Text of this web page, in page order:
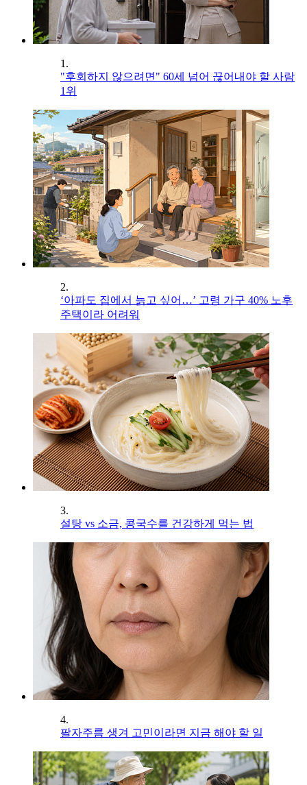
1.
"후회하지 않으려면" 60세 넘어 끊어내야 할 사람
1위
2.
‘아파도 집에서 늙고 싶어…’ 고령 가구 40% 노후
주택이라 어려워
3.
설탕 vs 소금, 콩국수를 건강하게 먹는 법
4.
팔자주름 생겨 고민이라면 지금 해야 할 일